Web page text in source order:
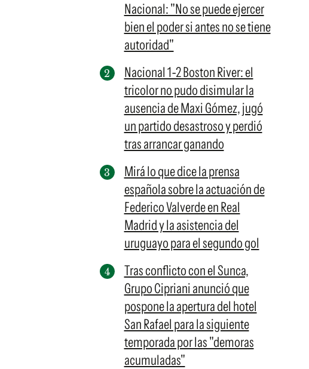
Suscribite x US$ 3,45
Nacional: "No se puede ejercer
bien el poder si antes no se tiene
autoridad"
Nacional 1-2 Boston River: el
tricolor no pudo disimular la
ausencia de Maxi Gómez, jugó
un partido desastroso y perdió
tras arrancar ganando
Mirá lo que dice la prensa
española sobre la actuación de
Federico Valverde en Real
Madrid y la asistencia del
uruguayo para el segundo gol
Tras conflicto con el Sunca,
Grupo Cipriani anunció que
pospone la apertura del hotel
San Rafael para la siguiente
temporada por las "demoras
acumuladas"